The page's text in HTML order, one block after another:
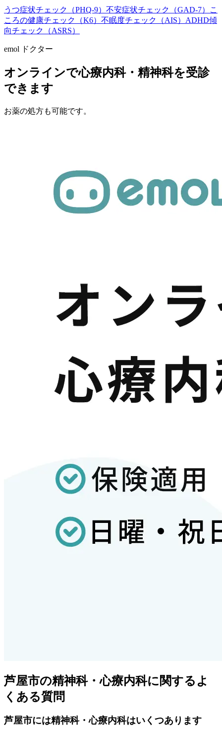
うつ症状チェック（PHQ-9） 不安症状チェック（GAD-7）
こ
ころの健康チェック（K6） 不眠度チェック（AIS） ADHD傾
向チェック（ASRS）
emol ドクター
オンラインで心療内科・精神科を受診
できます
お薬の処方も可能です。
芦屋市の精神科・心療内科に関するよ
くある質問
芦屋市には精神科・心療内科はいくつあります